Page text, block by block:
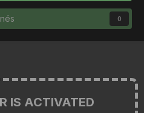
0
IS ACTIVATED